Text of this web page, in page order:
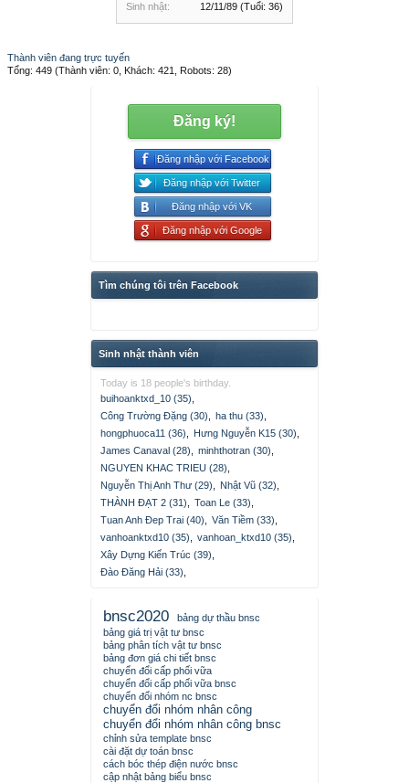
Sinh nhật: 12/11/89 (Tuổi: 36)
Thành viên đang trực tuyến
Tổng: 449 (Thành viên: 0, Khách: 421, Robots: 28)
Đăng ký!
Đăng nhập với Facebook
Đăng nhập với Twitter
Đăng nhập với VK
Đăng nhập với Google
Tìm chúng tôi trên Facebook
Sinh nhật thành viên
Today is 18 people's birthday.
buihoanktxd_10 (35)
Công Trường Đặng (30)
ha thu (33)
hongphuoca11 (36)
Hưng Nguyễn K15 (30)
James Canaval (28)
minhthotran (30)
NGUYEN KHAC TRIEU (28)
Nguyễn Thị Anh Thư (29)
Nhật Vũ (32)
THÀNH ĐẠT 2 (31)
Toan Le (33)
Tuan Anh Đep Trai (40)
Văn Tiềm (33)
vanhoanktxd10 (35)
vanhoan_ktxd10 (35)
Xây Dựng Kiến Trúc (39)
Đào Đăng Hải (33)
bnsc2020
bảng dự thầu bnsc
bảng giá trị vật tư bnsc
bảng phân tích vật tư bnsc
bảng đơn giá chi tiết bnsc
chuyển đổi cấp phối vữa
chuyển đổi cấp phối vữa bnsc
chuyển đổi nhóm nc bnsc
chuyển đổi nhóm nhân công
chuyển đổi nhóm nhân công bnsc
chỉnh sửa template bnsc
cài đặt dự toán bnsc
cách bóc thép điện nước bnsc
cập nhật bảng biểu bnsc